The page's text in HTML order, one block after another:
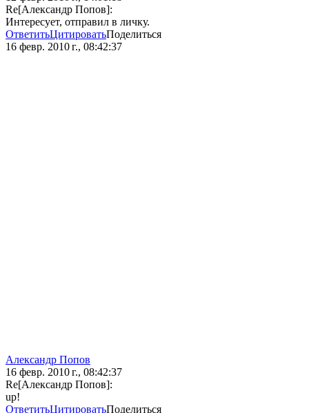
Re[Aлександр Попов]:
Интересует, отправил в личку.
ОтветитьЦитироватьПоделиться
16 февр. 2010 г., 08:42:37
Aлександр Попов
16 февр. 2010 г., 08:42:37
Re[Aлександр Попов]:
up!
ОтветитьЦитироватьПоделиться